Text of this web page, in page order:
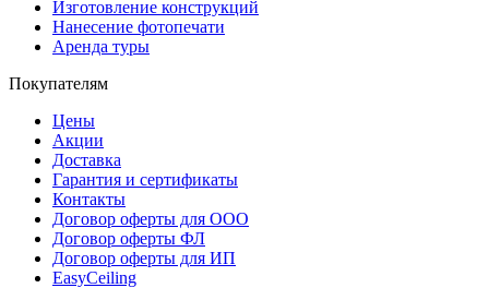
Изготовление конструкций
Нанесение фотопечати
Аренда туры
Покупателям
Цены
Акции
Доставка
Гарантия и сертификаты
Контакты
Договор оферты для ООО
Договор оферты ФЛ
Договор оферты для ИП
EasyCeiling